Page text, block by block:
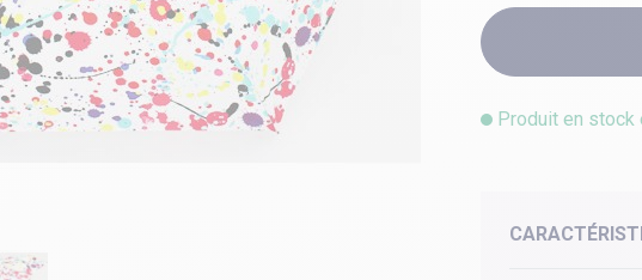
Produit en